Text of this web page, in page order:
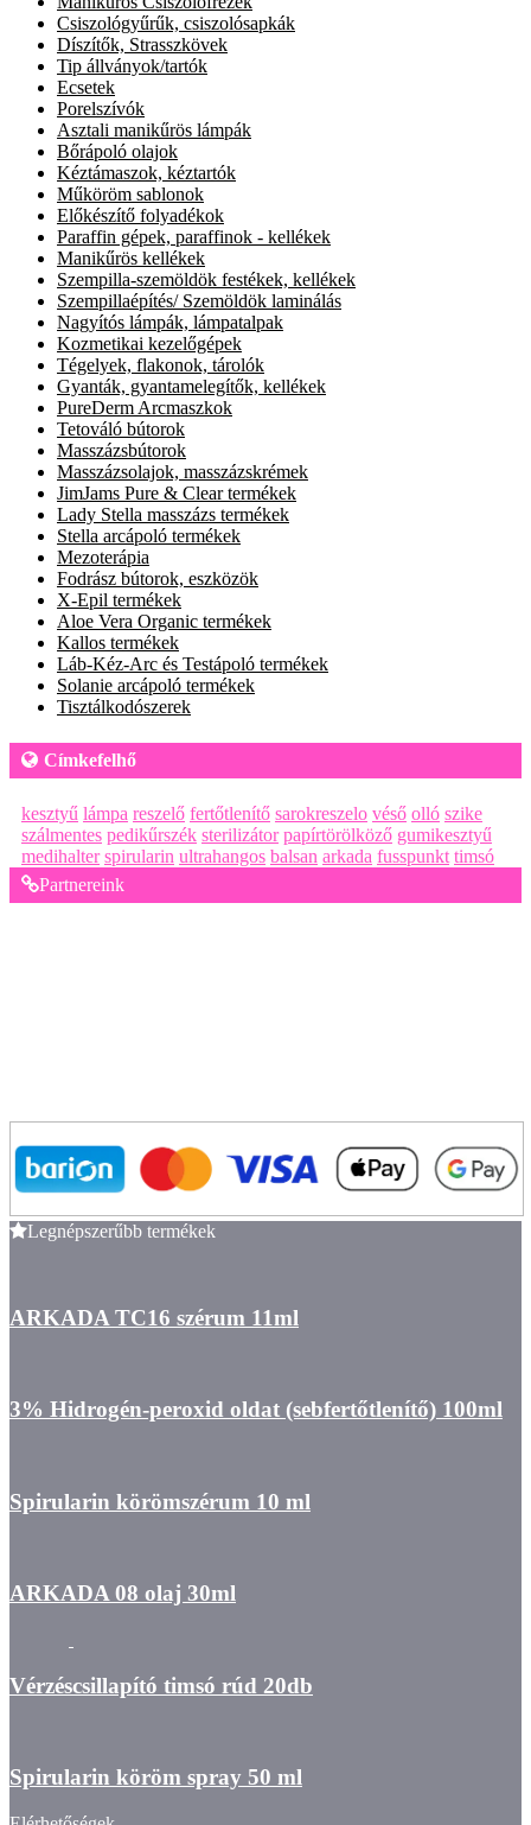
Csiszológyűrűk, csiszolósapkák
Díszítők, Strasszkövek
Tip állványok/tartók
Ecsetek
Porelszívók
Asztali manikűrös lámpák
Bőrápoló olajok
Kéztámaszok, kéztartók
Műköröm sablonok
Előkészítő folyadékok
Paraffin gépek, paraffinok - kellékek
Manikűrös kellékek
Szempilla-szemöldök festékek, kellékek
Szempillaépítés/ Szemöldök laminálás
Nagyítós lámpák, lámpatalpak
Kozmetikai kezelőgépek
Tégelyek, flakonok, tárolók
Gyanták, gyantamelegítők, kellékek
PureDerm Arcmaszkok
Tetováló bútorok
Masszázsbútorok
Masszázsolajok, masszázskrémek
JimJams Pure & Clear termékek
Lady Stella masszázs termékek
Stella arcápoló termékek
Mezoterápia
Fodrász bútorok, eszközök
X-Epil termékek
Aloe Vera Organic termékek
Kallos termékek
Láb-Kéz-Arc és Testápoló termékek
Solanie arcápoló termékek
Tisztálkodószerek
Címkefelhő
kesztyű lámpa reszelő fertőtlenítő sarokreszelo véső olló szike
szálmentes pedikűrszék sterilizátor papírtörölköző gumikesztyű
medihalter spirularin ultrahangos balsan arkada fusspunkt timsó
Partnereink
Legnépszerűbb termékek
ARKADA TC16 szérum 11ml
3% Hidrogén-peroxid oldat (sebfertőtlenítő) 100ml
Spirularin körömszérum 10 ml
ARKADA 08 olaj 30ml
Vérzéscsillapító timsó rúd 20db
Spirularin köröm spray 50 ml